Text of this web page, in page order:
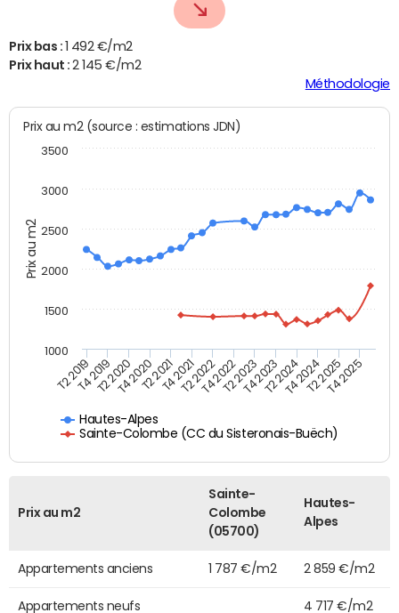
Prix bas : 1 492 €/m2
Prix haut :2 145 €/m2
Méthodologie
Prix au m2
Prix au m2 (source : estimations JDN)
Hautes-Alpes
Sainte-Colombe (CC du Sisteronais-Buëch)
T2 2019T4 2019T2 2020T4 2020T2 2021T4 2021T2 2022T4 2022T2 2023T4 2023T2 2024T4 2024T2 2025T4 2025
1000
1500
2000
2500
3000
3500
Prix au m2
Sainte-
Colombe
(05700)
Hautes-
Alpes
Appartements anciens 1 787 €/m2 2 859 €/m2
Appartements neufs 4 717 €/m2